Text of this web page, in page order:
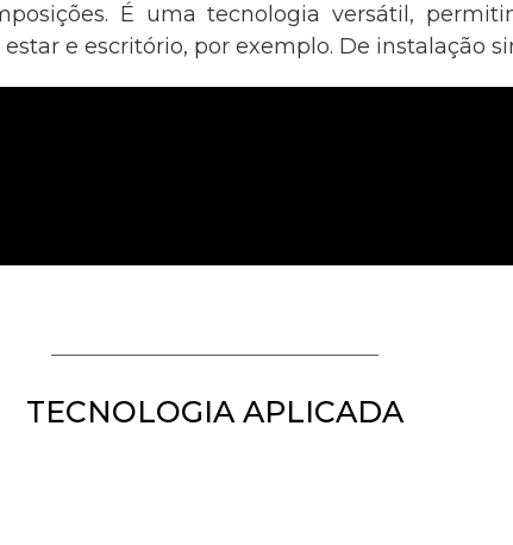
É uma tecnologia versátil,
e escritório, por exemplo. De instalação
TECNOLOGIA APLICADA